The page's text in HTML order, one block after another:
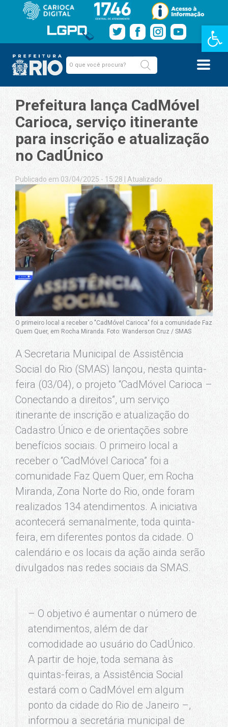
Barra de
Prefeitura lança CadMóvel
Carioca, serviço itinerante
para inscrição e atualização
no CadÚnico
Publicado em 03/04/2025 - 15:28 Atualizado
O primeiro local a receber o "CadMóvel Carioca" foi a comunidade Faz
Quem Quer, em Rocha Miranda. Foto: Wanderson Cruz / SMAS
A Secretaria Municipal de Assistência
Social do Rio (SMAS) lançou, nesta quinta-
feira (03/04), o projeto “CadMóvel Carioca –
Conectando a direitos”, um serviço
itinerante de inscrição e atualização do
Cadastro Único e de orientações sobre
benefícios sociais. O primeiro local a
receber o “CadMóvel Carioca” foi a
comunidade Faz Quem Quer, em Rocha
Miranda, Zona Norte do Rio, onde foram
realizados 134 atendimentos. A iniciativa
acontecerá semanalmente, toda quinta-
feira, em diferentes pontos da cidade. O
calendário e os locais da ação ainda serão
divulgados nas redes sociais da SMAS.
– O objetivo é aumentar o número de
atendimentos, além de dar
comodidade ao usuário do CadÚnico.
A partir de hoje, toda semana às
quintas-feiras, a Assistência Social
estará com o CadMóvel em algum
ponto da cidade do Rio de Janeiro –,
informou a secretária municipal de